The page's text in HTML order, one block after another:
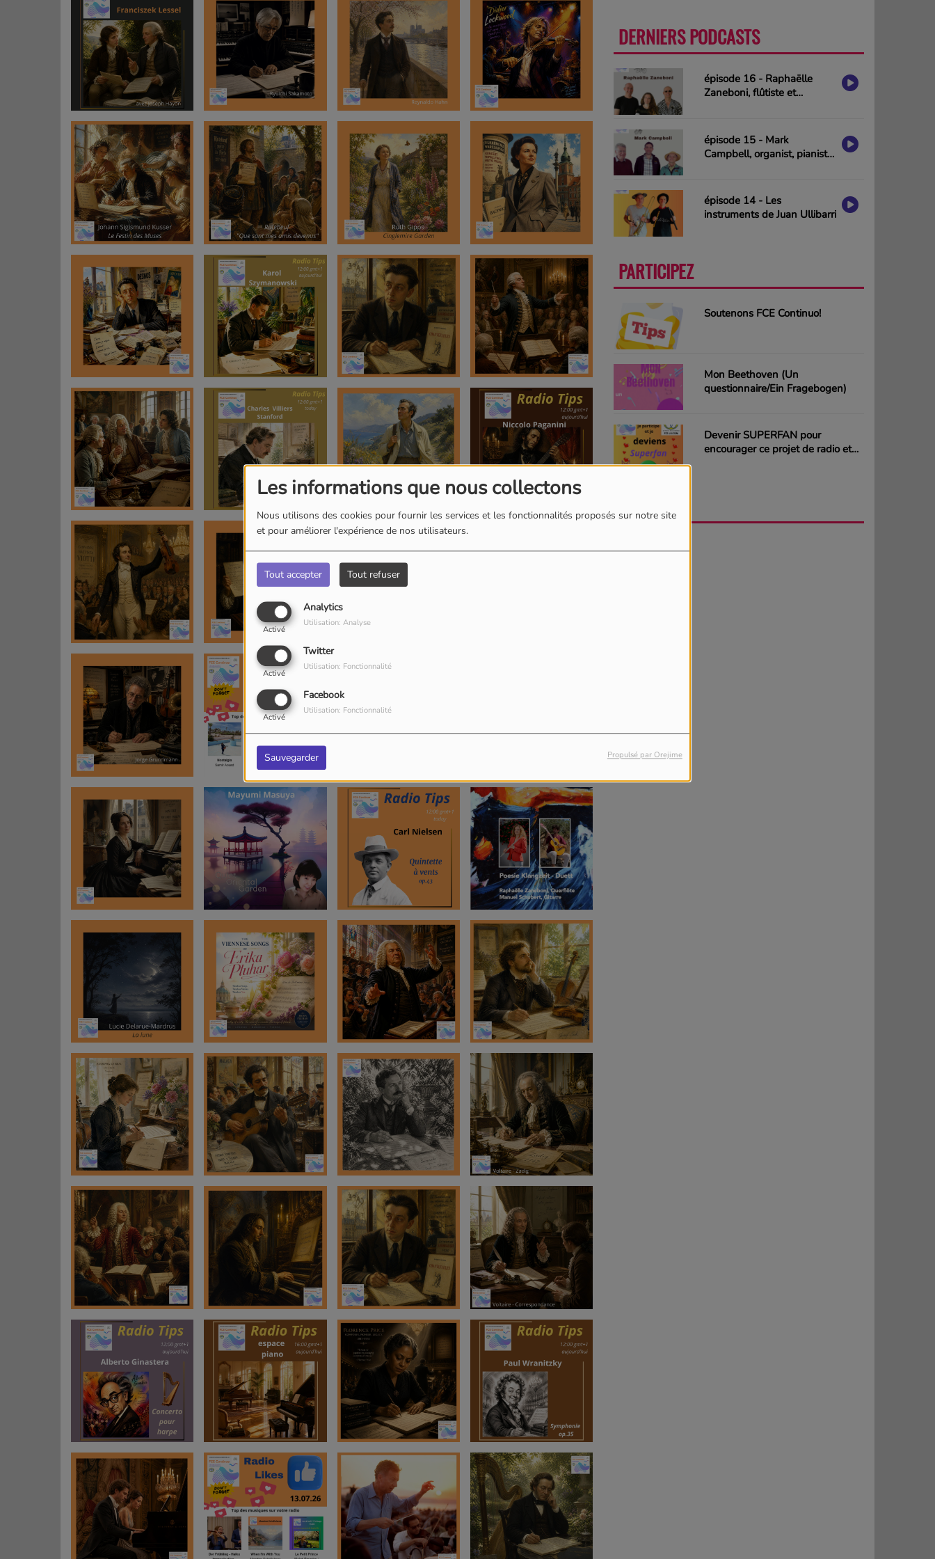
Les informations que nous collectons
Nous utilisons des cookies pour fournir les services et les fonctionnalités proposés sur notre site
et pour améliorer l'expérience de nos utilisateurs.
Tout accepter Tout refuser
Analytics
Activé
Utilisation: Analyse
Twitter
Activé
Utilisation: Fonctionnalité
Facebook
Activé
Utilisation: Fonctionnalité
Sauvegarder Propulsé par Orejime
DERNIERS PODCASTS
épisode 16 - Raphaëlle
Zaneboni, flûtiste et
épisode 15 - Mark
Campbell, organist, pianist
épisode 14 - Les
instruments de Juan Ullibarri
PARTICIPEZ
Soutenons FCE Continuo!
Mon Beethoven (Un
questionnaire/Ein Fragebogen)
Devenir SUPERFAN pour
encourager ce projet de radio et
AGENDA